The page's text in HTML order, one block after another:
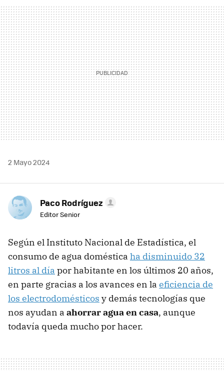
MAIL
2 Mayo 2024
Paco Rodríguez
Editor Senior
Según el Instituto Nacional de Estadística, el
consumo de agua doméstica ha disminuido 32
litros al día por habitante en los últimos 20 años,
en parte gracias a los avances en la eficiencia de
los electrodomésticos y demás tecnologías que
nos ayudan a ahorrar agua en casa, aunque
todavía queda mucho por hacer.